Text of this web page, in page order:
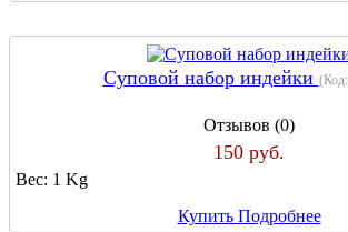
Суповой набор индейки (Код:
Отзывов (0)
150 руб.
Вес: 1 Kg
Купить Подробнее